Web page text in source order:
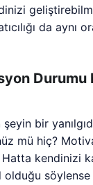
da aynı
Durumu
bir
mü hiç?
kendinizi
söylense